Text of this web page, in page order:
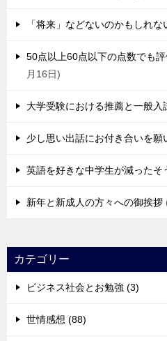
「将来」などないのかもしれな
50点以上60点以下の点数でも
月16日
大学受験における推薦と一般入
少し思い出話にお付き合いを願
英語を好きな中学生が減ったそ
新年と新成人の方々への御挨拶
カテゴリー
ビジネス社会とお勉強 (3)
世情感想 (88)